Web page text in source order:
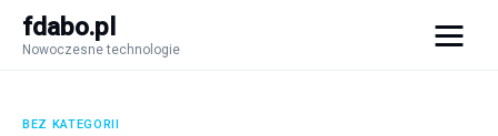
fdabo.pl
Nowoczesne technologie
fdabo.pl
BEZ KATEGORII